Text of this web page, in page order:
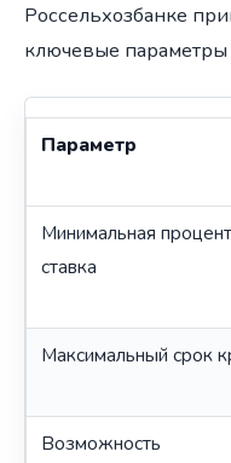
Россельхозбанке
ключевые
Параметр
Минимальная
ставка
Максимальный срок
Возможность